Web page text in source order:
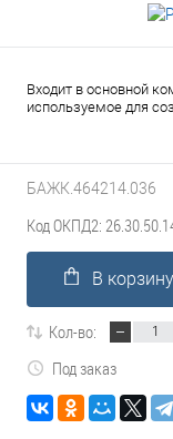
Входит в основной
используемое для
БАЖК.464214.036
Код ОКПД2:
В корзину
Кол-во:
Под заказ